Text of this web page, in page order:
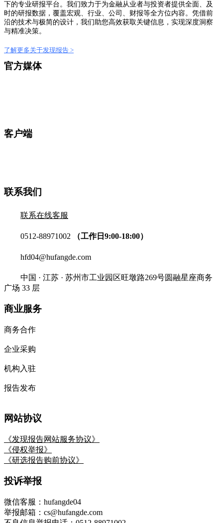
下的专业研报平台。我们致力于为金融从业者与投资者提供全面、及
时的研报数据，覆盖宏观、行业、公司、财报等全方位内容。凭借前
沿的技术与极简的设计，我们助您高效获取关键信息，实现深度洞察
与精准决策。
了解更多关于发现报告 >
官方媒体
客户端
联系我们
联系在线客服
0512-88971002 （工作日9:00-18:00）
hfd04@hufangde.com
中国 · 江苏 · 苏州市工业园区旺墩路269号圆融星座商务
广场 33 层
商业服务
商务合作
企业采购
机构入驻
报告发布
网站协议
《发现报告网站服务协议》
《侵权举报》
《研选报告购前协议》
投诉举报
微信客服：hufangde04
举报邮箱：cs@hufangde.com